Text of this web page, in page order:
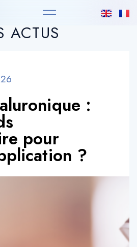
ACTUS
:
pour
?